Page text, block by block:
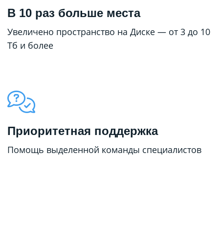
В 10 раз больше места
Увеличено пространство на Диске — от 3 до 10
Тб и более
Приоритетная поддержка
Помощь выделенной команды специалистов